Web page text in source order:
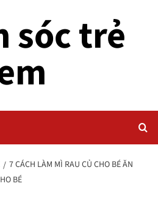
sóc trẻ
7 CÁCH LÀM MÌ RAU CỦ CHO BÉ ĂN
BÉ